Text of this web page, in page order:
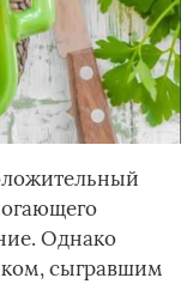
Однако
сыгравшим